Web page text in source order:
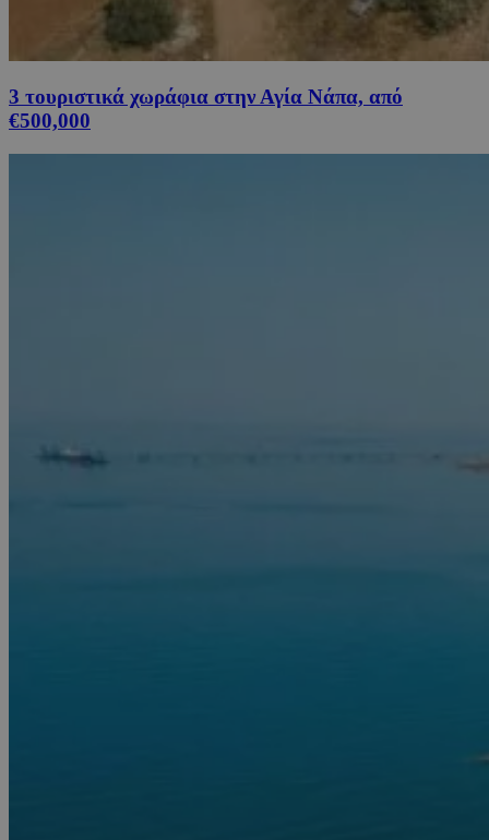
3 τουριστικά χωράφια στην Αγία Νάπα, από
€500,000